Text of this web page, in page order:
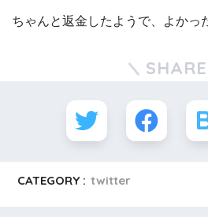
ちゃんと返金したようで、よかっ
SHARE
CATEGORY : twitter